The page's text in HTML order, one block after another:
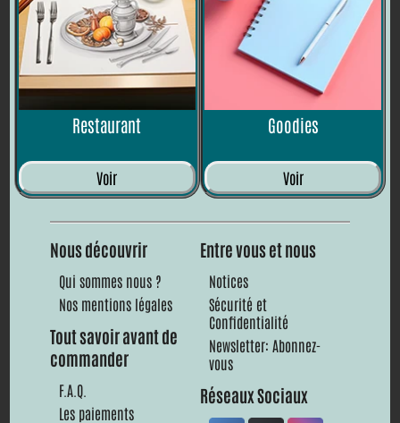
Restaurant
Voir
Goodies
Voir
Nous découvrir
Qui sommes nous ?
Nos mentions légales
Tout savoir avant de
commander
F.A.Q.
Les paiements
Entre vous et nous
Notices
Sécurité et
Confidentialité
Newsletter: Abonnez-
vous
Réseaux Sociaux